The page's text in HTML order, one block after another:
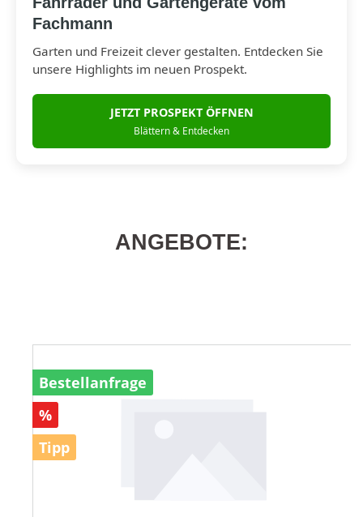
Fachmann
Garten und Freizeit clever gestalten. Entdecken Sie
unsere Highlights im neuen Prospekt.
JETZT PROSPEKT ÖFFNEN
Blättern & Entdecken
ANGEBOTE:
Bestellanfrage
Rabatt
%
Tipp